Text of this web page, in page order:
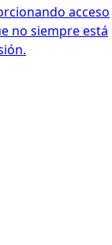
acceso
no siempre está